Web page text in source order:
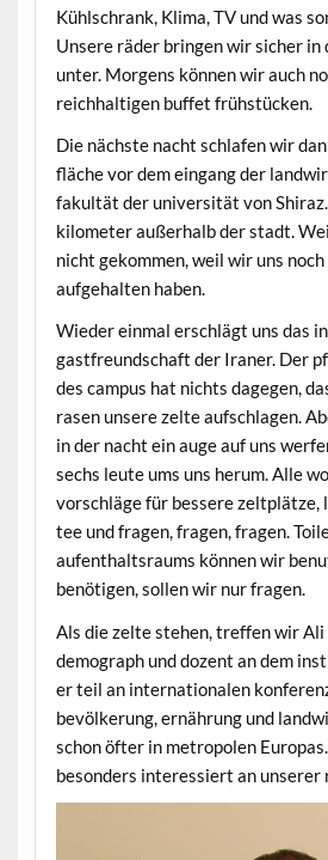
Kühlschrank, Klima, TV und was
Unsere räder bringen wir sicher
unter. Morgens können wir auch
reichhaltigen buffet frühstücken.
Die nächste nacht schlafen wir
fläche vor dem eingang der
fakultät der universität von
kilometer außerhalb der stadt.
nicht gekommen, weil wir uns
aufgehalten haben.
Wieder einmal erschlägt uns das
gastfreundschaft der Iraner. Der
des campus hat nichts dagegen,
rasen unsere zelte aufschlagen.
in der nacht ein auge auf uns
sechs leute ums uns herum. Alle
vorschläge für bessere zeltplätze,
tee und fragen, fragen, fragen.
aufenthaltsraums können wir
benötigen, sollen wir nur fragen.
Als die zelte stehen, treffen wir Ali
demograph und dozent an dem
er teil an internationalen
bevölkerung, ernährung und
schon öfter in metropolen
besonders interessiert an unserer